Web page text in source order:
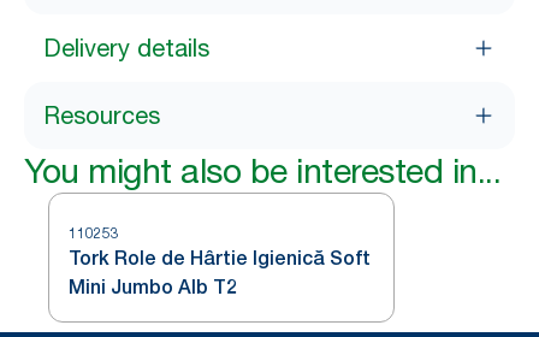
Delivery details
Resources
You might also be interested in...
110253
Tork Role de Hârtie Igienică Soft
Mini Jumbo Alb T2